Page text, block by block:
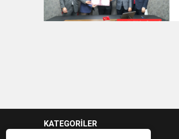
KATEGORİLER